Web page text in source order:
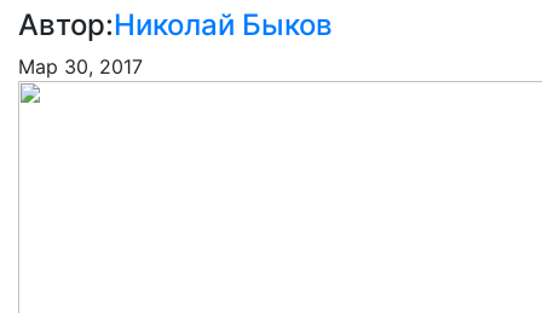
Автор:Николай Быков
Мар 30, 2017